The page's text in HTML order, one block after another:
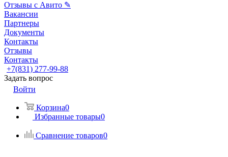
Отзывы с Авито ✎
Вакансии
Партнеры
Документы
Контакты
Отзывы
Контакты
+7(831) 277-99-88
Задать вопрос
Войти
Корзина0
Избранные товары0
Сравнение товаров0